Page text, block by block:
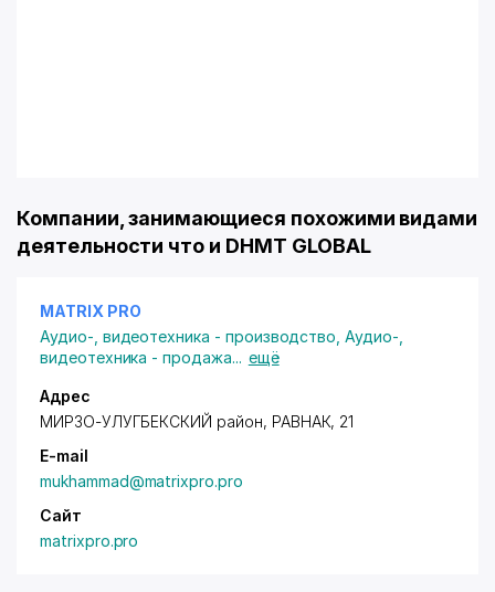
Компании, занимающиеся похожими видами
деятельности что и DHMT GLOBAL
MATRIX PRO
Аудио-, видеотехника - производство ,Аудио-,
видеотехника - продажа... ещё
Адрес
МИРЗО-УЛУГБЕКСКИЙ район, РАВНАК, 21
E-mail
mukhammad@matrixpro.pro
Сайт
matrixpro.pro